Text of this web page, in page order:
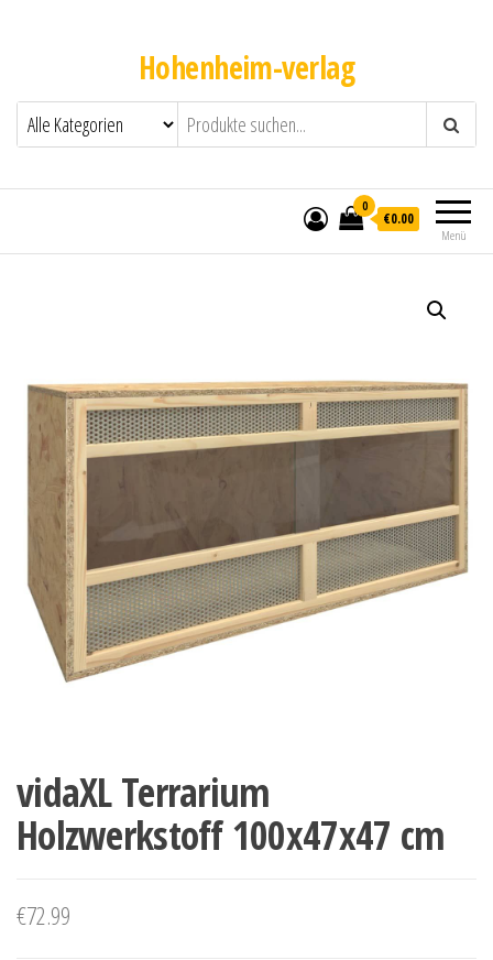
Hohenheim-verlag
Menü
0
€0.00
vidaXL Terrarium
Holzwerkstoff 100x47x47 cm
€72.99